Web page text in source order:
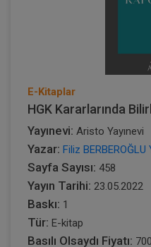
E-Kitaplar
HGK Kararlarında
Yayınevi: Aristo Yayınevi
Yazar: Filiz BERBEROĞLU
Sayfa Sayısı: 458
Yayın Tarihi: 23.05.2022
Baskı: 1
Tür: E-kitap
Basılı Olsaydı Fiyatı: